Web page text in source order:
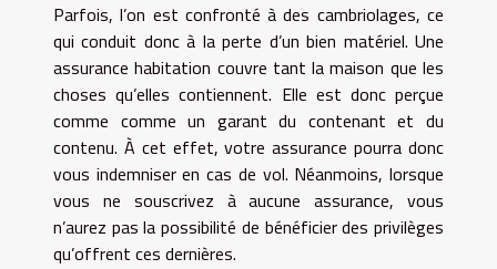
Parfois, l’on est confronté à des cambriolages, ce
qui conduit donc à la perte d’un bien matériel. Une
assurance habitation couvre tant la maison que les
choses qu’elles contiennent. Elle est donc perçue
comme comme un garant du contenant et du
contenu. À cet effet, votre assurance pourra donc
vous indemniser en cas de vol. Néanmoins, lorsque
vous ne souscrivez à aucune assurance, vous
n’aurez pas la possibilité de bénéficier des privilèges
qu’offrent ces dernières.